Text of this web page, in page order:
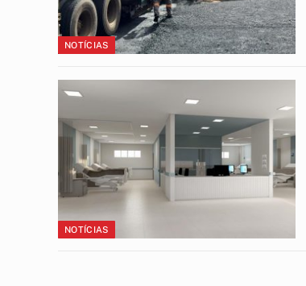
NOTÍCIAS
NOTÍCIAS